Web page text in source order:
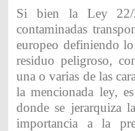
Si bien la Ley 22/
contaminadas
europeo definiendo
residuo peligroso,
una o varias de las
la mencionada ley,
donde se jerarquiza
importancia a la